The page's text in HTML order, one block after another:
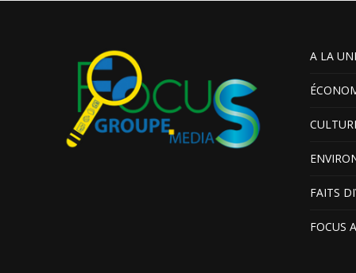
A LA
FAITS
FOCUS